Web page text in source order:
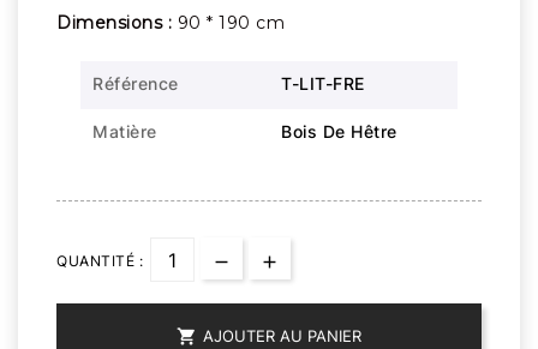
Dimensions : 90 * 190 cm
Référence T-LIT-FRE
Matière Bois De Hêtre
QUANTITÉ :
 AJOUTER AU PANIER